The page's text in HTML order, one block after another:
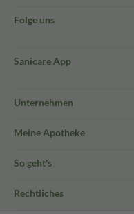
Folge uns
Sanicare App
Unternehmen
Meine Apotheke
So geht's
Rechtliches